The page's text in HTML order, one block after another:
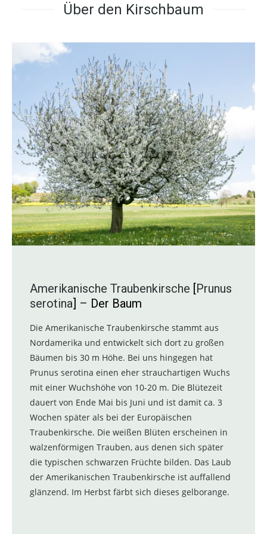
Über den Kirschbaum
Amerikanische Traubenkirsche [Prunus
serotina] – Der Baum
Die Amerikanische Traubenkirsche stammt aus
Nordamerika und entwickelt sich dort zu großen
Bäumen bis 30 m Höhe. Bei uns hingegen hat
Prunus serotina einen eher strauchartigen Wuchs
mit einer Wuchshöhe von 10-20 m. Die Blütezeit
dauert von Ende Mai bis Juni und ist damit ca. 3
Wochen später als bei der Europäischen
Traubenkirsche. Die weißen Blüten erscheinen in
walzenförmigen Trauben, aus denen sich später
die typischen schwarzen Früchte bilden. Das Laub
der Amerikanischen Traubenkirsche ist auffallend
glänzend. Im Herbst färbt sich dieses gelborange.